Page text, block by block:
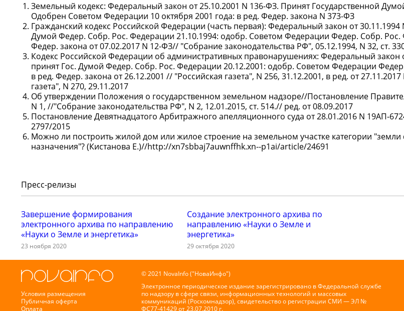
Земельный кодекс: Федеральный закон от 25.10.2001 N 136-ФЗ. Принят Государственной
Одобрен Советом Федерации 10 октября 2001 года: в ред. Федер. закона N 373-ФЗ
Гражданский кодекс Российской Федерации (часть первая): Федеральный закон от 30.11.1994
Думой Федер. Собр. Рос. Федерации 21.10.1994: одобр. Советом Федерации Федер. Собр. Рос.
Федер. закона от 07.02.2017 N 12-ФЗ// "Собрание законодательства РФ", 05.12.1994, N 32, ст.
Кодекс Российской Федерации об административных правонарушениях: Федеральный закон
принят Гос. Думой Федер. Собр. Рос. Федерации 20.12.2001: одобр. Советом Федерации
в ред. Федер. закона от 26.12.2001 // "Российская газета", N 256, 31.12.2001, в ред. от
газета", N 270, 29.11.2017
Об утверждении Положения о государственном земельном надзоре//Постановление
N 1, //"Собрание законодательства РФ", N 2, 12.01.2015, ст. 514.// ред. от 08.09.2017
Постановление Девятнадцатого Арбитражного апелляционного суда от 28.01.2016 N 19АП-
2797/2015
Можно ли построить жилой дом или жилое строение на земельном участке категории "земли
назначения"? (Кистанова Е.)//http://xn7sbbaj7auwnffhk.xn--p1ai/article/24691
Пресс-релизы
Завершение формирования
электронного архива по направлению
«Науки о Земле и энергетика»
23 ноября 2020
Создание электронного архива по
направлению «Науки о Земле и
энергетика»
29 октября 2020
Условия размещения
Публичная оферта
Оплата
© 2021 NovaInfo ("НоваИнфо")
Электронное периодическое издание зарегистрировано в Федеральной службе
по надзору в сфере связи, информационных технологий и массовых
коммуникаций (Роскомнадзор), свидетельство о регистрации СМИ — ЭЛ №
ФС77-41429 от 23.07.2010 г.